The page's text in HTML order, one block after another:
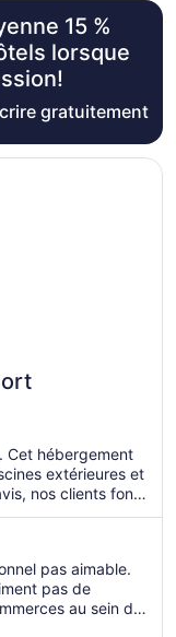
15 %
lorsque
gratuitement
Cet hébergement
extérieures et
nos clients font
Deux
et Waikiki Beach
pas aimable.
pas de
au sein du